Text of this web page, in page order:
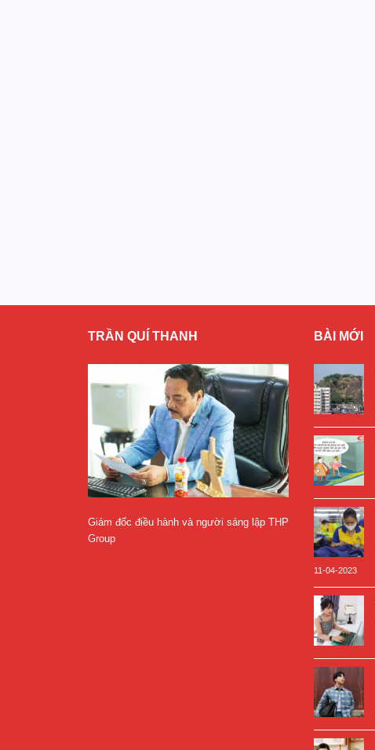
TRẦN QUÍ THANH
Giám đốc điều hành và người sáng lập THP
Group
BÀI MỚI
11-04-2023